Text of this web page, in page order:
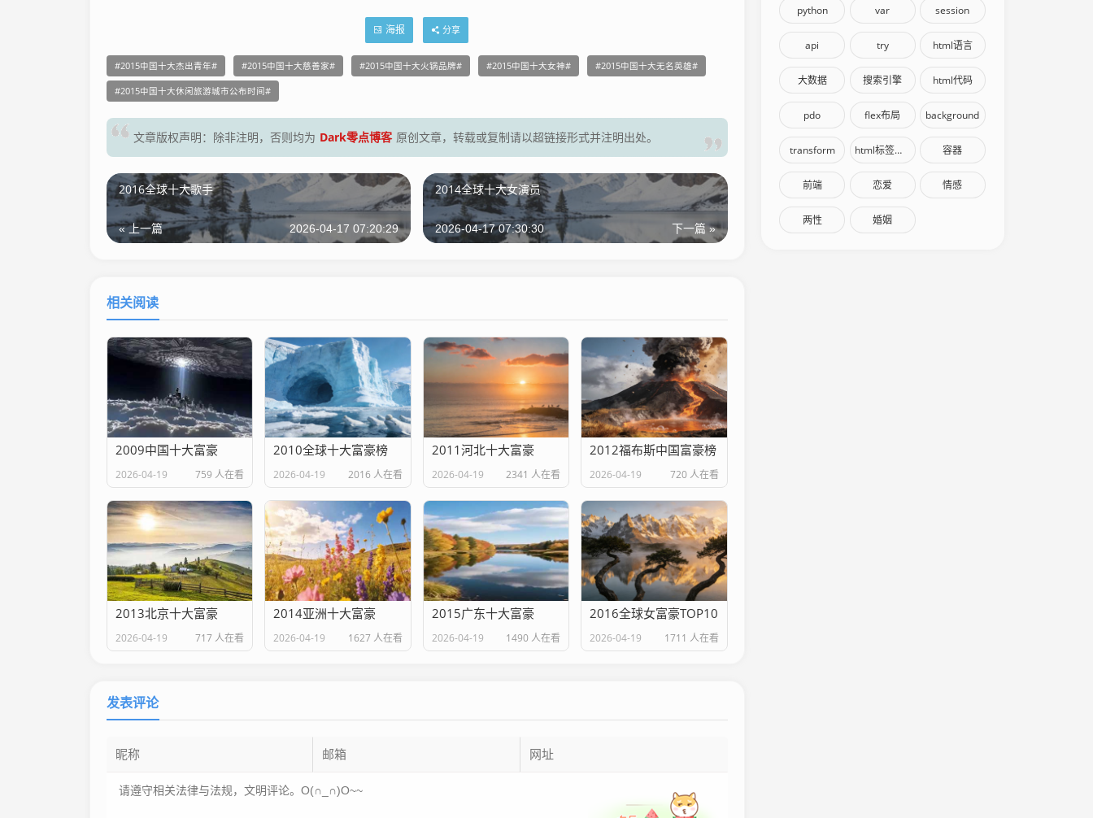
海报 分享
2015中国十大杰出青年 2015中国十大慈善家 2015中国十大火锅品牌 2015中国十大女神 2015中国十大无名英雄
2015中国十大休闲旅游城市公布时间
文章版权声明：除非注明，否则均为 Dark零点博客 原创文章，转载或复制请以超链接形式并注明出处。
2016全球十大歌手
« 上一篇 2026-04-17 07:20:29
2014全球十大女演员
下一篇 »
2026-04-17 07:30:30
相关阅读
2009中国十大富豪
2026-04-19 759 人在看
2010全球十大富豪榜
2026-04-19 2016 人在看
2011河北十大富豪
2026-04-19 2341 人在看
2012福布斯中国富豪榜
2026-04-19 720 人在看
2013北京十大富豪
2026-04-19 717 人在看
2014亚洲十大富豪
2026-04-19 1627 人在看
2015广东十大富豪
2026-04-19 1490 人在看
2016全球女富豪TOP10
2026-04-19 1711 人在看
发表评论
python var session
api try html语言
大数据 搜索引擎 html代码
pdo flex布局 background
transform html标签语义化 容器
前端 恋爱 情感
两性 婚姻